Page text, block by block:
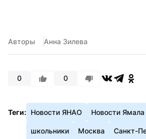
Авторы Анна Зилева
0 0
Теги: Новости ЯНАО Новости Ямала
школьники Москва Санкт-